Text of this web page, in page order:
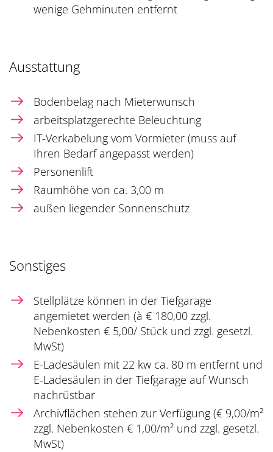
wenige Gehminuten entfernt
Ausstattung
Bodenbelag nach Mieterwunsch
arbeitsplatzgerechte Beleuchtung
IT-Verkabelung vom Vormieter (muss auf
Ihren Bedarf angepasst werden)
Personenlift
Raumhöhe von ca. 3,00 m
außen liegender Sonnenschutz
Sonstiges
Stellplätze können in der Tiefgarage
angemietet werden (à € 180,00 zzgl.
Nebenkosten € 5,00/ Stück und zzgl. gesetzl.
MwSt)
E-Ladesäulen mit 22 kw ca. 80 m entfernt und
E-Ladesäulen in der Tiefgarage auf Wunsch
nachrüstbar
Archivflächen stehen zur Verfügung (€ 9,00/m²
zzgl. Nebenkosten € 1,00/m² und zzgl. gesetzl.
MwSt)